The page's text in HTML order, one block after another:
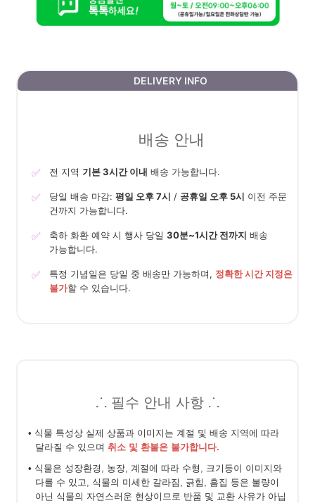
DELIVERY INFO
배송 안내
✅ 전 지역 기본 3시간 이내 배송 가능합니다.
✅ 당일 배송 마감: 평일 오후 7시 / 공휴일 오후 5시 이전 주문
건까지 가능합니다.
✅ 축하 화환 예약 시 행사 당일 30분~1시간 전까지 배송
가능합니다.
✅ 특정 기념일은 당일 중 배송만 가능하며, 정확한 시간 지정은
불가할 수 있습니다.
⸫ 필수 안내 사항 ⸫
• 식물 특성상 실제 상품과 이미지는 계절 및 배송 지역에 따라
달라질 수 있으며 취소 및 환불은 불가합니다.
• 식물은 성장환경, 농장, 계절에 따라 수형, 크기등이 이미지와
다를 수 있고, 식물의 미세한 갈라짐, 긁힘, 흠집 등은 불량이
아닌 식물의 자연스러운 현상이므로 반품 및 교환 사유가 아닙